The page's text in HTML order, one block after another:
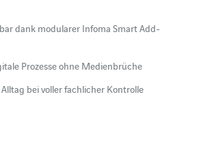
dank modularer Infoma Smart Add-
Prozesse ohne Medienbrüche
bei voller fachlicher Kontrolle